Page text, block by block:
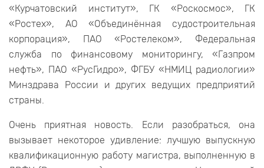
«Курчатовский институт», ГК «Роскосмос», ГК
«Ростех», АО «Объединённая судостроительная
корпорация», ПАО «Ростелеком», Федеральная
служба по финансовому мониторингу, «Газпром
нефть», ПАО «РусГидро», ФГБУ «НМИЦ радиологии»
Минздрава России и других ведущих предприятий
страны.
Очень приятная новость. Если разобраться, она
вызывает некоторое удивление: лучшую выпускную
квалификационную работу магистра, выполненную в